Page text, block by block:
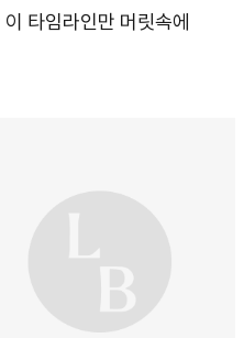
타임라인만 머릿속에